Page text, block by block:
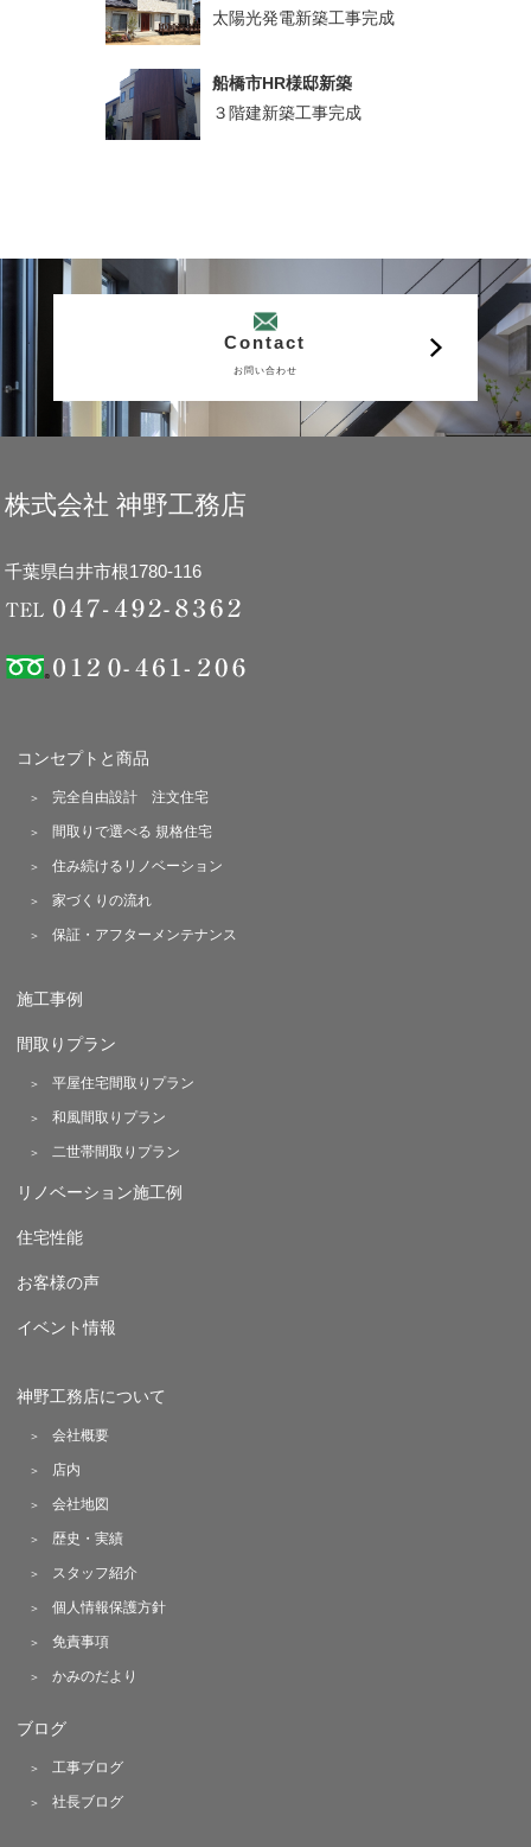
太陽光発電新築工事完成
船橋市HR様邸新築
３階建新築工事完成
Contact
お問い合わせ
株式会社 神野工務店
千葉県白井市根1780-116
コンセプトと商品
完全自由設計 注文住宅
間取りで選べる 規格住宅
住み続けるリノベーション
家づくりの流れ
保証・アフターメンテナンス
施工事例
間取りプラン
平屋住宅間取りプラン
和風間取りプラン
二世帯間取りプラン
リノベーション施工例
住宅性能
お客様の声
イベント情報
神野工務店について
会社概要
店内
会社地図
歴史・実績
スタッフ紹介
個人情報保護方針
免責事項
かみのだより
ブログ
工事ブログ
社長ブログ